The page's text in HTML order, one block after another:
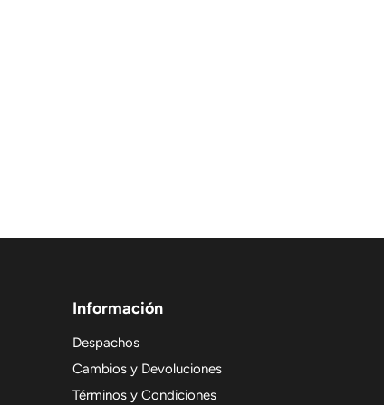
Información
Despachos
Cambios y Devoluciones
Términos y Condiciones